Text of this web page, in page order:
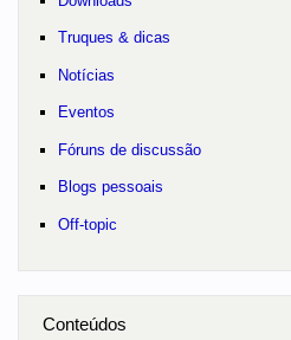
Truques & dicas
Notícias
Eventos
Fóruns de discussão
Blogs pessoais
Off-topic
Conteúdos